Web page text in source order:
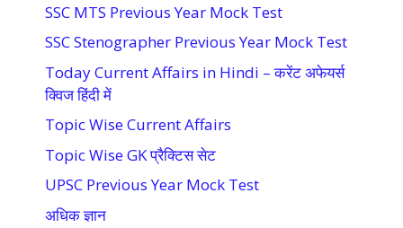
SSC MTS Previous Year Mock Test
SSC Stenographer Previous Year Mock Test
Today Current Affairs in Hindi – करेंट अफेयर्स
क्विज हिंदी में
Topic Wise Current Affairs
Topic Wise GK प्रैक्टिस सेट
UPSC Previous Year Mock Test
अधिक ज्ञान